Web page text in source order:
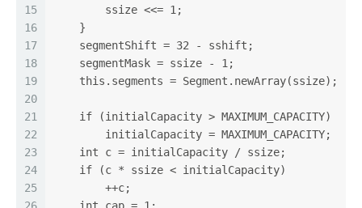
15
16
17
18
19
20
21
22
23
24
25
        ssize <<= 1;
    }
    segmentShift = 32 - sshift;
    segmentMask = ssize - 1;
    this.segments = Segment.newArray(ssize);
    if (initialCapacity > MAXIMUM_CAPACITY)
        initialCapacity = MAXIMUM_CAPACITY;
    int c = initialCapacity / ssize;
    if (c * ssize < initialCapacity)
        ++c;